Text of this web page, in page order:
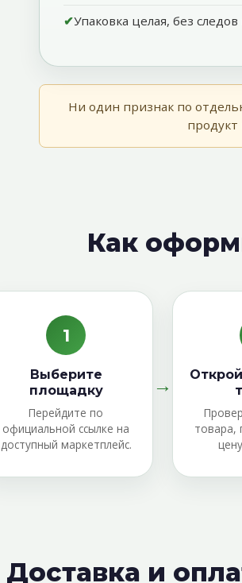
Упаковка целая, без
Ни один признак по
Как
1
Выберите
площадку
Перейдите по
официальной ссылке на
доступный маркетплейс.
→
товара,
Доставка и